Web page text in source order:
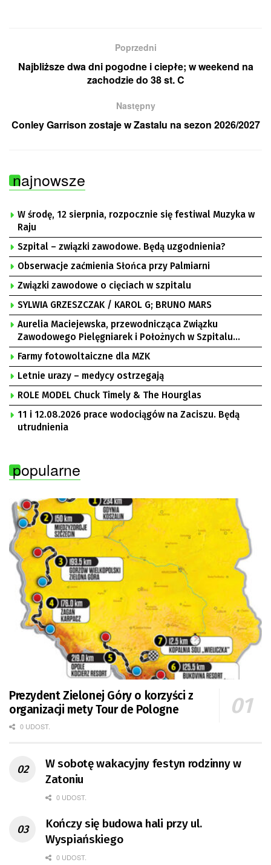
Poprzedni
Najbliższe dwa dni pogodne i ciepłe; w weekend na
zachodzie do 38 st. C
Następny
Conley Garrison zostaje w Zastalu na sezon 2026/2027
najnowsze
W środę, 12 sierpnia, rozpocznie się festiwal Muzyka w
Raju
Szpital – związki zawodowe. Będą uzgodnienia?
Obserwacje zaćmienia Słońca przy Palmiarni
Związki zawodowe o cięciach w szpitalu
SYLWIA GRZESZCZAK / KAROL G; BRUNO MARS
Aurelia Maciejewska, przewodnicząca Związku
Zawodowego Pielęgniarek i Położnych w Szpitalu
Uniwersyteckim w Zielonej Górze, Bogusław
Motowidełko, przewodniczący Zarządu Regionu NSZZ
„Solidarność” Zielona Góra
Farmy fotowoltaiczne dla MZK
Letnie urazy – medycy ostrzegają
ROLE MODEL Chuck Timely & The Hourglas
11 i 12.08.2026 prace wodociągów na Zaciszu. Będą
utrudnienia
popularne
Prezydent Zielonej Góry o korzyści z
organizacji mety Tour de Pologne
0 UDOST.
W sobotę wakacyjny festyn rodzinny w
Zatoniu
0 UDOST.
Kończy się budowa hali przy ul.
Wyspiańskiego
0 UDOST.